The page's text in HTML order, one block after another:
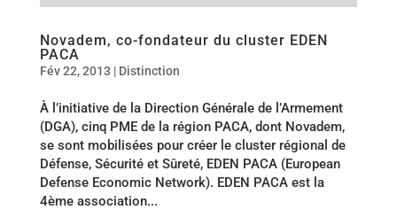
Novadem, co-fondateur du cluster EDEN
PACA
Fév 22, 2013 | Distinction
À l’initiative de la Direction Générale de l’Armement
(DGA), cinq PME de la région PACA, dont Novadem,
se sont mobilisées pour créer le cluster régional de
Défense, Sécurité et Sûreté, EDEN PACA (European
Defense Economic Network). EDEN PACA est la
4ème association...